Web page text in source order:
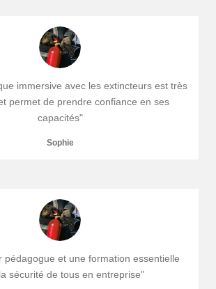
immersive avec les extincteurs est très
permet de prendre confiance en ses
capacités"
Sophie
pédagogue et une formation essentielle
sécurité de tous en entreprise"